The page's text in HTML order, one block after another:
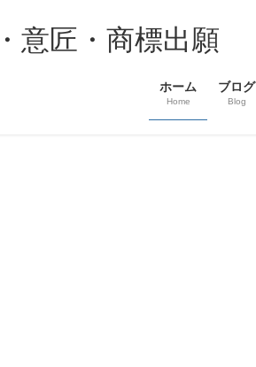
意匠・商標出願
ホーム
Home
ブログ
Blog